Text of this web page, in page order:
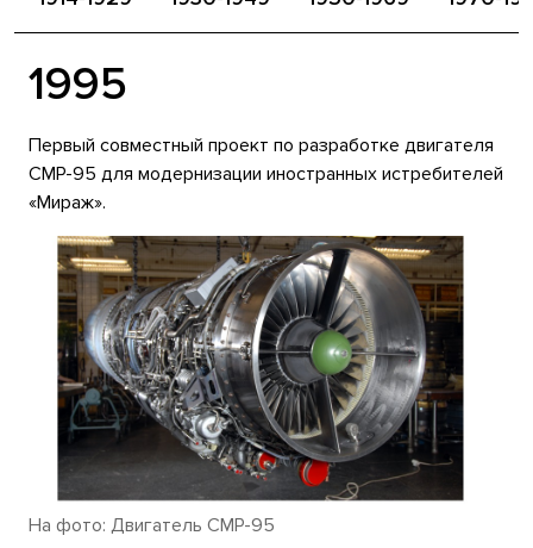
1995
Первый совместный проект по разработке двигателя
СМР-95 для модернизации иностранных истребителей
«Мираж».
На фото: Двигатель СМР-95